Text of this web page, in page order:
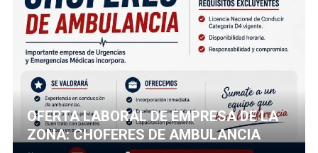
OFERTA LABORAL DE EMPRESA DE LA
ZONA: CHOFERES DE AMBULANCIA